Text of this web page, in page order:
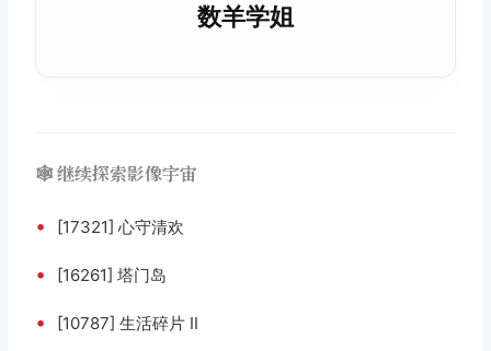
数羊学姐
🕸️ 继续探索影像宇宙
• [17321] 心守清欢
• [16261] 塔门岛
• [10787] 生活碎片 II